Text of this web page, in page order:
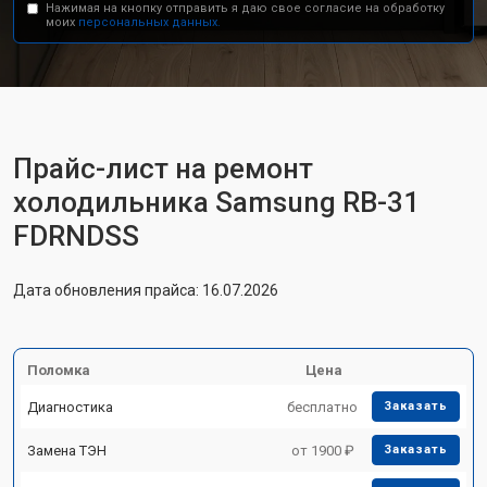
Нажимая на кнопку отправить я даю свое согласие на обработку
моих персональных данных.
Прайс-лист на ремонт
холодильника Samsung RB-31
FDRNDSS
Дата обновления прайса: 16.07.2026
Поломка Цена
Диагностика бесплатно Заказать
Замена ТЭН от 1900 ₽ Заказать